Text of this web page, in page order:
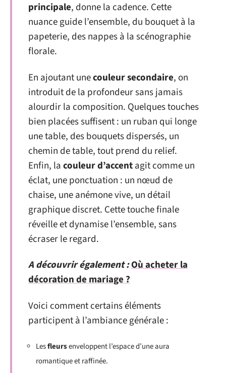
principale, donne la cadence. Cette
nuance guide l’ensemble, du bouquet à la
papeterie, des nappes à la scénographie
florale.
En ajoutant unecouleur secondaire, on
introduit de la profondeur sans jamais
alourdir la composition. Quelques touches
bien placées suffisent : un ruban qui longe
une table, des bouquets dispersés, un
chemin de table, tout prend du relief.
Enfin, lacouleur d’accentagit comme un
éclat, une ponctuation : un nœud de
chaise, une anémone vive, un détail
graphique discret. Cette touche finale
réveille et dynamise l’ensemble, sans
écraser le regard.
A découvrir également :Où acheter la
décoration de mariage ?
Voici comment certains éléments
participent à l’ambiance générale :
Lesfleursenveloppent l’espace d’une aura
romantique et raffinée.